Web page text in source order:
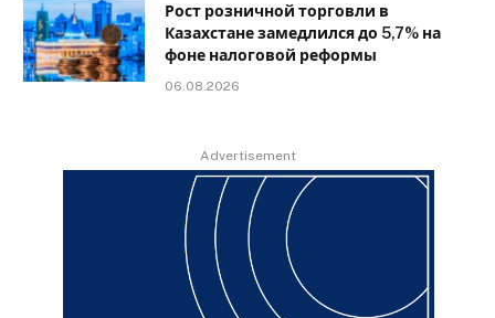
Рост розничной торговли в
Казахстане замедлился до 5,7% на
фоне налоговой реформы
06.08.2026
Advertisement